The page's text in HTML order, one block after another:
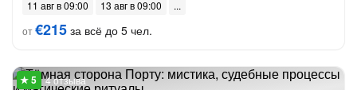
11 авг в 09:00
13 авг в 09:00
от€215 за всё до 5 чел.
4 отзыва